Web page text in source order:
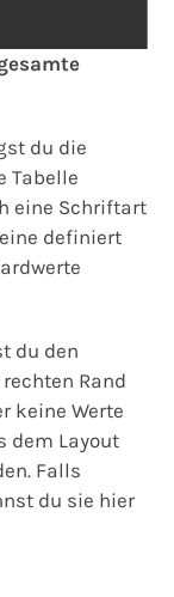
du die
Tabelle
eine Schriftart
definiert
du den
Rand
keine Werte
dem Layout
Falls
du sie hier